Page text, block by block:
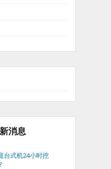
消息
台式机24小时挖